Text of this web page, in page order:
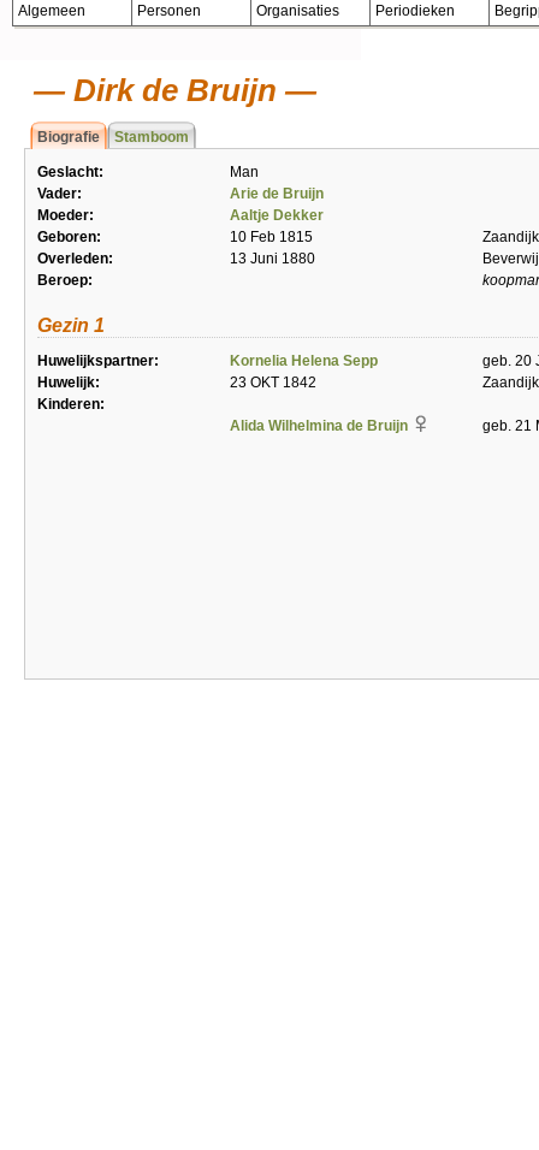
Algemeen Personen Organisaties Periodieken
Dirk de Bruijn
Biografie Stamboom
Geslacht:
Man
Vader:
Arie de Bruijn
Moeder:
Aaltje Dekker
Geboren:
10 Feb 1815
Zaandijk
Overleden:
13 Juni 1880
Beroep:
Gezin 1
Huwelijkspartner: Kornelia Helena Sepp
geb. 20
Huwelijk:
23 OKT 1842
Zaandijk
Kinderen:
Alida Wilhelmina de Bruijn
geb. 21